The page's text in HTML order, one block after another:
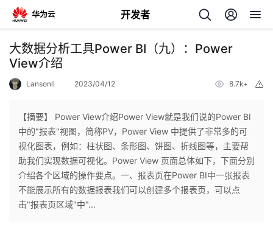
开发者
返
回
个
人
主
我
的
大数据分析工具Power BI（九）：Power
View介绍
Lansonli 2023/04/12 8.7k+
【摘要】 Power View介绍Power View就是我们说的Power BI
中的"报表"视图，简称PV，Power View 中提供了非常多的可
视化图表，例如：柱状图、条形图、饼图、折线图等，主要帮
助我们实现数据可视化。Power View 页面总体如下，下面分别
介绍各个区域的操作要点。一、报表页在Power BI中一张报表
不能展示所有的数据报表我们可以创建多个报表页，可以点
击"报表页区域"中"...